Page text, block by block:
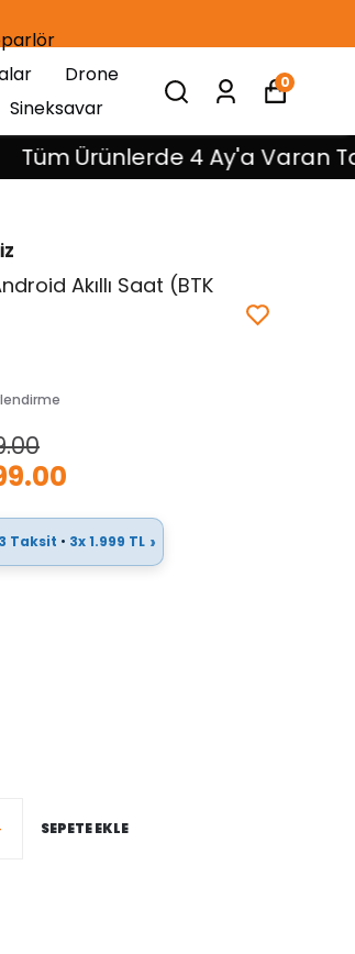
Drone
Sineksavar
0
Ürünlerde 4 Ay'a Varan Taksit
Akıllı Saat (BTK
3 Taksit • 3x 1.999 TL ›
SEPETE EKLE